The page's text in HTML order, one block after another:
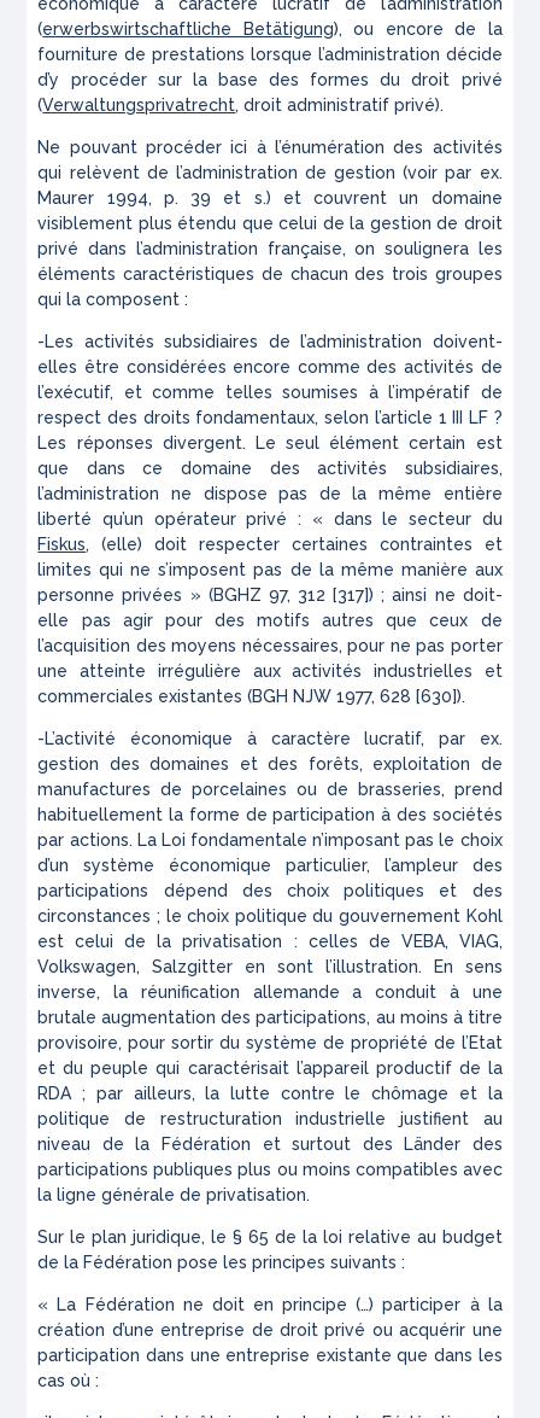
(erwerbswirtschaftliche Betätigung), ou encore de la
fourniture de prestations lorsque l’administration décide
d’y procéder sur la base des formes du droit privé
(Verwaltungsprivatrecht, droit administratif privé).
Ne pouvant procéder ici à l’énumération des activités
qui relèvent de l’administration de gestion (voir par ex.
Maurer 1994, p. 39 et s.) et couvrent un domaine
visiblement plus étendu que celui de la gestion de droit
privé dans l’administration française, on soulignera les
éléments caractéristiques de chacun des trois groupes
qui la composent :
-Les activités subsidiaires de l’administration doivent-
elles être considérées encore comme des activités de
l’exécutif, et comme telles soumises à l’impératif de
respect des droits fondamentaux, selon l’article 1 III LF ?
Les réponses divergent. Le seul élément certain est
que dans ce domaine des activités subsidiaires,
l’administration ne dispose pas de la même entière
liberté qu’un opérateur privé : « dans le secteur du
Fiskus, (elle) doit respecter certaines contraintes et
limites qui ne s’imposent pas de la même manière aux
personne privées » (BGHZ 97, 312 [317]) ; ainsi ne doit-
elle pas agir pour des motifs autres que ceux de
l’acquisition des moyens nécessaires, pour ne pas porter
une atteinte irrégulière aux activités industrielles et
commerciales existantes (BGH NJW 1977, 628 [630]).
-L’activité économique à caractère lucratif, par ex.
gestion des domaines et des forêts, exploitation de
manufactures de porcelaines ou de brasseries, prend
habituellement la forme de participation à des sociétés
par actions. La Loi fondamentale n’imposant pas le choix
d’un système économique particulier, l’ampleur des
participations dépend des choix politiques et des
circonstances ; le choix politique du gouvernement Kohl
est celui de la privatisation : celles de VEBA, VIAG,
Volkswagen, Salzgitter en sont l’illustration. En sens
inverse, la réunification allemande a conduit à une
brutale augmentation des participations, au moins à titre
provisoire, pour sortir du système de propriété de l’Etat
et du peuple qui caractérisait l’appareil productif de la
RDA ; par ailleurs, la lutte contre le chômage et la
politique de restructuration industrielle justifient au
niveau de la Fédération et surtout des Länder des
participations publiques plus ou moins compatibles avec
la ligne générale de privatisation.
Sur le plan juridique, le § 65 de la loi relative au budget
de la Fédération pose les principes suivants :
« La Fédération ne doit en principe (…) participer à la
création d’une entreprise de droit privé ou acquérir une
participation dans une entreprise existante que dans les
cas où :